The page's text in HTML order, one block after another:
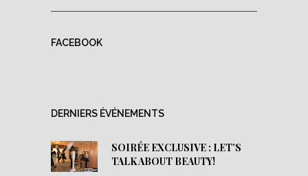
FACEBOOK
DERNIERS ÉVÉNEMENTS
SOIRÉE EXCLUSIVE : LET’S
TALK ABOUT BEAUTY!